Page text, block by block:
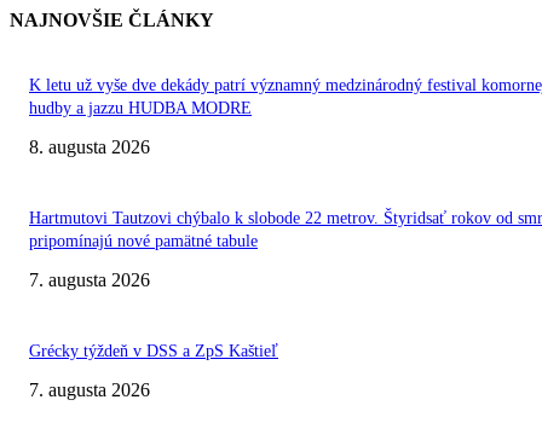
NAJNOVŠIE ČLÁNKY
K letu už vyše dve dekády patrí významný medzinárodný festival
hudby a jazzu HUDBA MODRE
8. augusta 2026
Hartmutovi Tautzovi chýbalo k slobode 22 metrov. Štyridsať rokov od
pripomínajú nové pamätné tabule
7. augusta 2026
Grécky týždeň v DSS a ZpS Kaštieľ
7. augusta 2026